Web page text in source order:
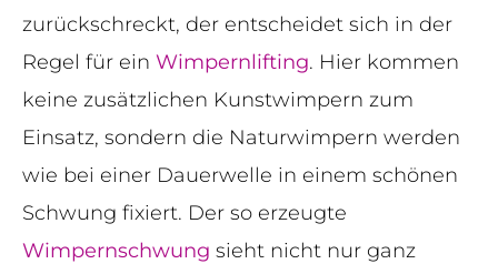
zurückschreckt, der entscheidet sich in der
Regel für ein Wimpernlifting. Hier kommen
keine zusätzlichen Kunstwimpern zum
Einsatz, sondern die Naturwimpern werden
wie bei einer Dauerwelle in einem schönen
Schwung fixiert. Der so erzeugte
Wimpernschwung sieht nicht nur ganz